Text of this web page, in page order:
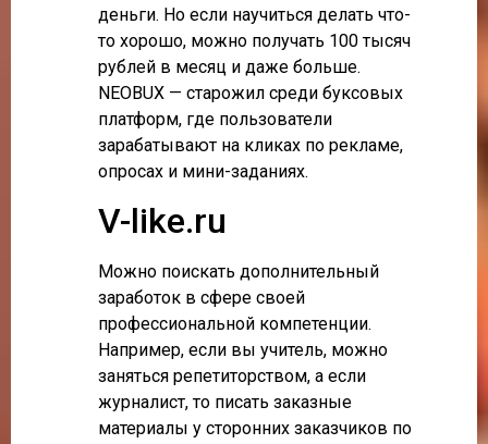
деньги. Но если научиться делать что-
то хорошо, можно получать 100 тысяч
рублей в месяц и даже больше.
NEOBUX — старожил среди буксовых
платформ, где пользователи
зарабатывают на кликах по рекламе,
опросах и мини-заданиях.
V-like.ru
Можно поискать дополнительный
заработок в сфере своей
профессиональной компетенции.
Например, если вы учитель, можно
заняться репетиторством, а если
журналист, то писать заказные
материалы у сторонних заказчиков по